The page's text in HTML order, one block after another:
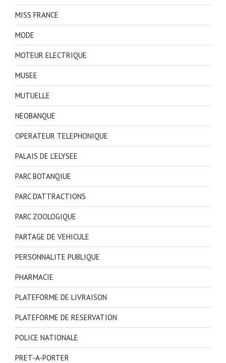
MISS FRANCE
MODE
MOTEUR ELECTRIQUE
MUSEE
MUTUELLE
NEOBANQUE
OPERATEUR TELEPHONIQUE
PALAIS DE L'ELYSEE
PARC BOTANQIUE
PARC D'ATTRACTIONS
PARC ZOOLOGIQUE
PARTAGE DE VEHICULE
PERSONNALITE PUBLIQUE
PHARMACIE
PLATEFORME DE LIVRAISON
PLATEFORME DE RESERVATION
POLICE NATIONALE
PRET-A-PORTER